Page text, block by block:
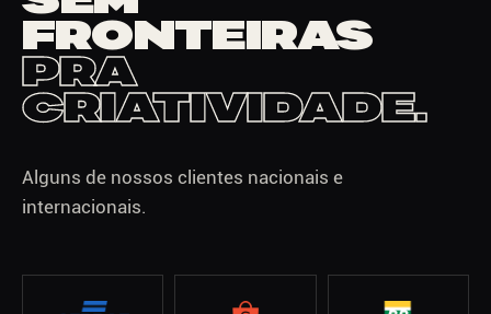
FRONTEIRAS
PRA
CRIATIVIDADE.
Alguns de nossos clientes nacionais e
internacionais.